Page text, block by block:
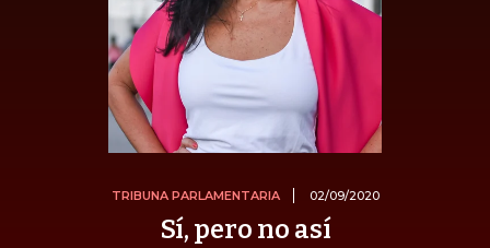
TRIBUNA PARLAMENTARIA 02/09/2020
Sí, pero no así